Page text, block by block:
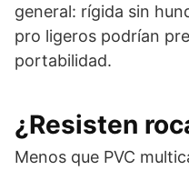
general: rígida sin
pro ligeros podrían
portabilidad.
¿Resisten
Menos que PVC